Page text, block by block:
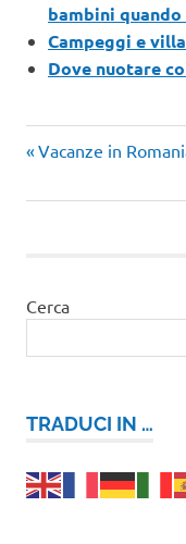
bambini
Campeggi e
Dove nuotare
articoli
Articolo
Vacanze in
Cerca
TRADUCI IN …